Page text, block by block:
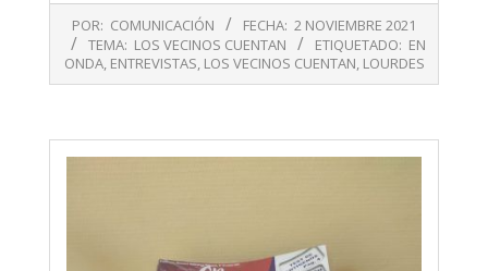
11-
02
POR: COMUNICACIÓN FECHA: 2 NOVIEMBRE 2021
TEMA: LOS VECINOS CUENTAN ETIQUETADO: EN
ONDA, ENTREVISTAS, LOS VECINOS CUENTAN, LOURDES